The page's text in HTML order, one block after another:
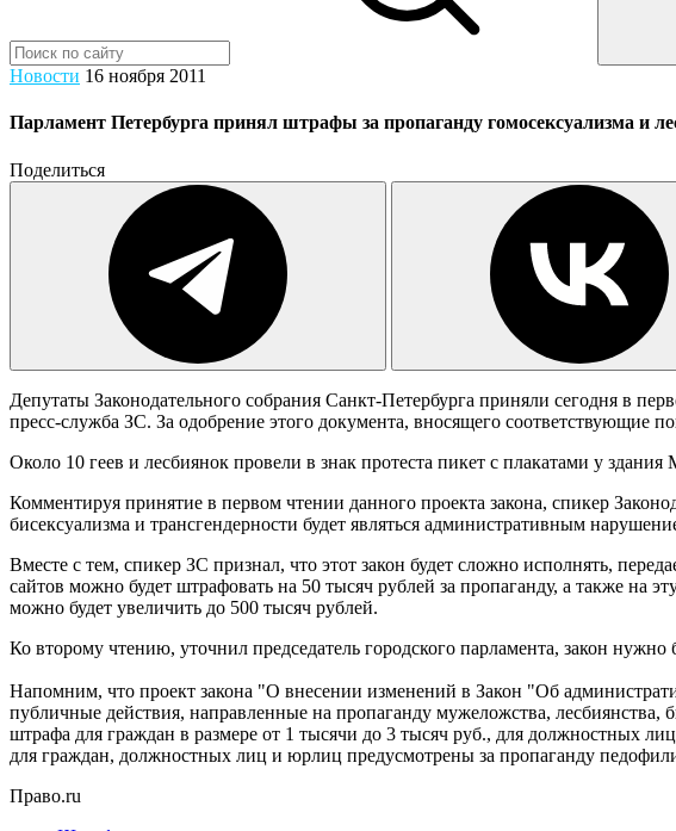
Новости 16 ноября 2011
Парламент Петербурга принял штрафы за пропаганду гомосексуализма и
Поделиться
Депутаты Законодательного собрания Санкт-Петербурга приняли сегодня в
пресс-служба ЗС. За одобрение этого документа, вносящего соответствующие
Около 10 геев и лесбиянок провели в знак протеста пикет с плакатами у
Комментируя принятие в первом чтении данного проекта закона, спикер
бисексуализма и трансгендерности будет являться административным
Вместе с тем, спикер ЗС признал, что этот закон будет сложно исполнять,
сайтов можно будет штрафовать на 50 тысяч рублей за пропаганду, а также на
можно будет увеличить до 500 тысяч рублей.
Ко второму чтению, уточнил председатель городского парламента, закон нужно
Напомним, что проект закона "О внесении изменений в Закон "Об
публичные действия, направленные на пропаганду мужеложства, лесбиянства,
штрафа для граждан в размере от 1 тысячи до 3 тысяч руб., для должностных
для граждан, должностных лиц и юрлиц предусмотрены за пропаганду
Право.ru